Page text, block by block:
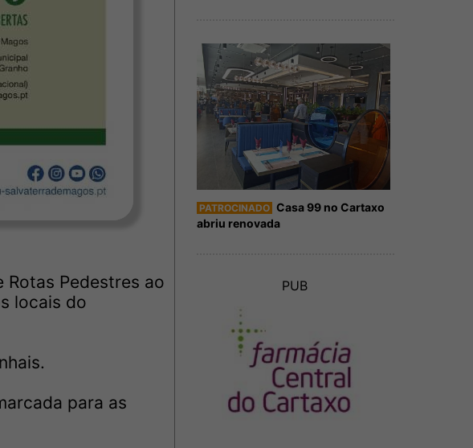
Pedestres ao
locais do
para as
PATROCINADO Casa 99 no Cartaxo
abriu renovada
PUB